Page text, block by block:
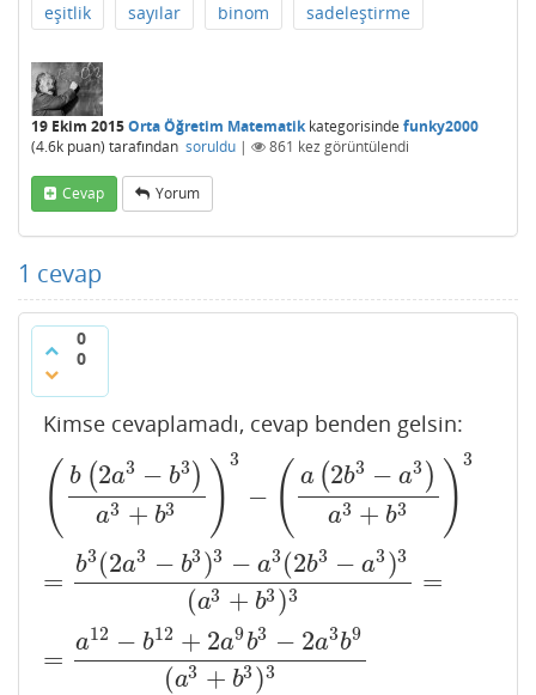
eşitlik sayılar binom sadeleştirme
19 Ekim 2015Orta Öğretim Matematikkategorisinde funky2000
(4.6k puan) tarafından soruldu | 861 kez görüntülendi
Cevap Yorum
1 cevap
0
0
Kimse cevaplamadı, cevap benden gelsin:
( b (2a3 − b3 )
a3 + b3 ) 3
− ( a (2b3 − a3 )
a3 + b3 ) 3
=
b3 (2a3 − b3 )3 − a3 (2b3 − a3 )3
(a3 + b3 )3 =
=
a12 − b12 + 2a9b3 − 2a3b9
(a3 + b3 )3
b 2a3−b3)a3+b3 3 a(2 b 3−a3)a3+b3)3=b 3(